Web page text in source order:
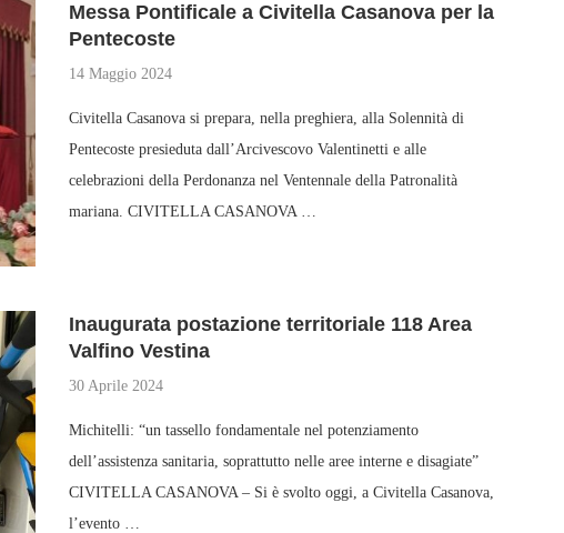
Messa Pontificale a Civitella Casanova per la
Pentecoste
14 Maggio 2024
Civitella Casanova si prepara, nella preghiera, alla Solennità di
Pentecoste presieduta dall’Arcivescovo Valentinetti e alle
celebrazioni della Perdonanza nel Ventennale della Patronalità
mariana. CIVITELLA CASANOVA …
Inaugurata postazione territoriale 118 Area
Valfino Vestina
30 Aprile 2024
Michitelli: “un tassello fondamentale nel potenziamento
dell’assistenza sanitaria, soprattutto nelle aree interne e disagiate”
CIVITELLA CASANOVA – Si è svolto oggi, a Civitella Casanova,
l’evento …